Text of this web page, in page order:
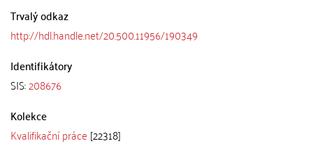
Trvalý odkaz
http://hdl.handle.net/20.500.11956/190349
Identifikátory
SIS:208676
Kolekce
Kvalifikační práce [22318]